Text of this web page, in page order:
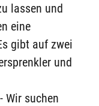
lassen und
eine
gibt auf zwei
und
- Wir suchen